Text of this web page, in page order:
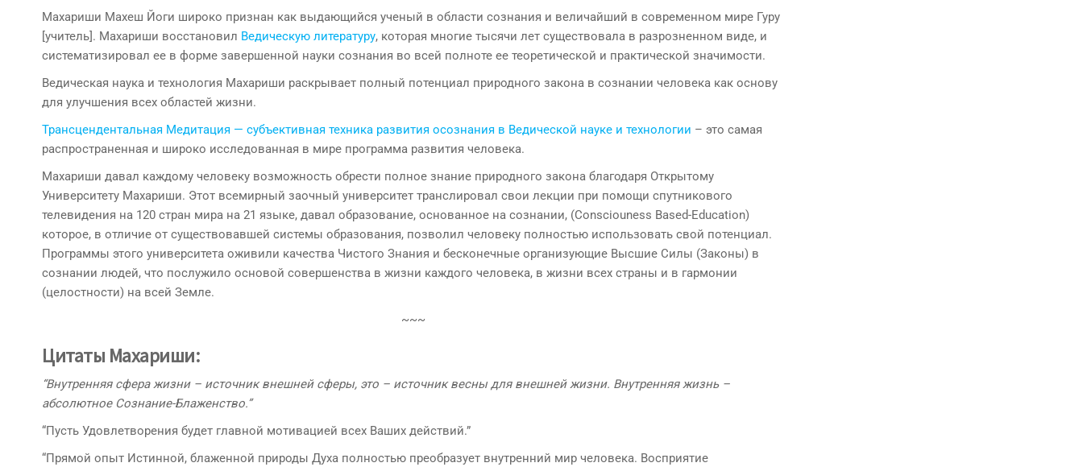
Махариши Махеш Йоги широко признан как выдающийся ученый в области сознания и величайший в современном мире Гуру
[учитель]. Махариши восстановил Ведическую литературу, которая многие тысячи лет существовала в разрозненном виде, и
систематизировал ее в форме завершенной науки сознания во всей полноте ее теоретической и практической значимости.
Ведическая наука и технология Махариши раскрывает полный потенциал природного закона в сознании человека как основу
для улучшения всех областей жизни.
Трансцендентальная Медитация — субъективная техника развития осознания в Ведической науке и технологии – это самая
распространенная и широко исследованная в мире программа развития человека.
Махариши давал каждому человеку возможность обрести полное знание природного закона благодаря Открытому
Университету Махариши. Этот всемирный заочный университет транслировал свои лекции при помощи спутникового
телевидения на 120 стран мира на 21 языке, давал образование, основанное на сознании, (Consciouness Based-Education)
которое, в отличие от существовавшей системы образования, позволил человеку полностью использовать свой потенциал.
Программы этого университета оживили качества Чистого Знания и бесконечные организующие Высшие Силы (Законы) в
сознании людей, что послужило основой совершенства в жизни каждого человека, в жизни всех страны и в гармонии
(целостности) на всей Земле.
~~~
Цитаты Махариши:
“Внутренняя сфера жизни – источник внешней сферы, это – источник весны для внешней жизни. Внутренняя жизнь –
абсолютное Сознание-Блаженство.”
“Пусть Удовлетворения будет главной мотивацией всех Ваших действий.”
“Прямой опыт Истинной, блаженной природы Духа полностью преобразует внутренний мир человека. Восприятие